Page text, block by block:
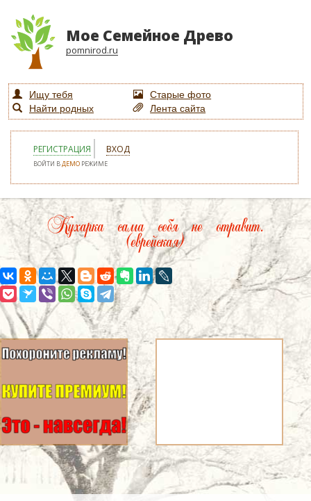
Мое Семейное Древо
pomnirod.ru
Ищу тебя
Старые фото
Найти родных
Лента сайта
РЕГИСТРАЦИЯ ВХОД
ВОЙТИ ВДЕМО РЕЖИМЕ
Кухарка сама себя не отравит.
(еврейская)